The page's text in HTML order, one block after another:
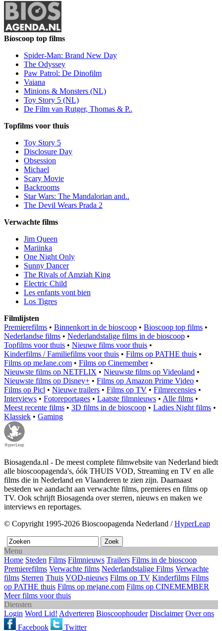
Bioscoop top films
Spider-Man: Brand New Day
The Odyssey
Paw Patrol: De Dinofilm
Vaiana
Minions & Monsters (NL)
Toy Story 5 (NL)
De Film van Rutger, Thomas & P..
Topfilms voor thuis
Toy Story 5
Disclosure Day
Obsession
Michael
Scary Movie
Backrooms
Star Wars: The Mandalorian and..
The Devil Wears Prada 2
Verwachte films
Jim Queen
Mariinka
One Night Only
Sunny Dancer
The Rivals of Amziah King
Electric Child
Les enfants vont bien
Los Tigres
Filmlijsten
Premierefilms • Binnenkort in de bioscoop • Bioscoop top films •
Nederlandse films • Nederlandstalige films in de bioscoop •
Topfilms voor thuis • Nieuwe films voor thuis •
Kinderfilms / Familiefilms voor thuis • Films op PATHE thuis •
Films op meJane.com • Films op Cinemember•
Nieuwste films op NETFLIX • Nieuwste films op Videoland •
Nieuwste films op Disney+ • Films op Amazon Prime Video •
Films op Picl • Nieuwe trailers • Films op TV • Filmrecensies •
Interviews • Fotoreportages • Laatste filmnieuws • Alle films •
Meest recente films • 3D films in de bioscoop • Ladies Night films •
Klassiek • Gaming
Biosagenda.nl - De meest complete filmwebsite van Nederland biedt
alle bioscoopagenda's, óók THUIS VOD, Streaming en TV en alle
films die in Nederland en Vlaanderen te zien zijn. Daarnaast
besteden we aandacht aan verwachte films, premieres en films op
TV. Ook schrijft Biosagenda over sterren, nieuws en maken we
interviews en reportages.
© Copyright 1995-2026 Bioscoopagenda Nederland /HyperLeap
Menu
Home Steden Films Filmnieuws Trailers Films in de bioscoop
Premierefilms Verwachte films Nederlandstalige Films Verwachte
films Sterren Thuis VOD-nieuws Films op TV Kinderfilms Films
op PATHE thuis Films op mejane.com Films op CINEMEMBER
Meer films voor thuis
Diensten
Login Word Lid! Adverteren Bioscoophouder Disclaimer Over ons
Facebook
Twitter